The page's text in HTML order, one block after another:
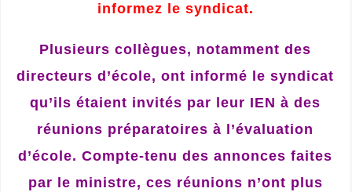
informez le syndicat.
Plusieurs collègues, notamment des
directeurs d’école, ont informé le syndicat
qu’ils étaient invités par leur IEN à des
réunions préparatoires à l’évaluation
d’école. Compte-tenu des annonces faites
par le ministre, ces réunions n’ont plus